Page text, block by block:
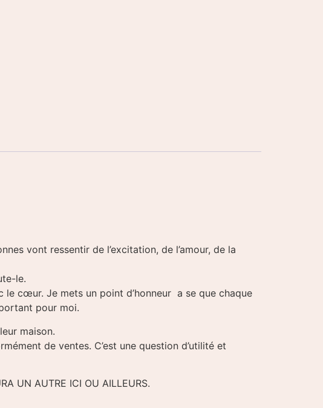
vont ressentir de l’excitation, de l’amour, de la
le.
le cœur. Je mets un point d’honneur a se que chaque
pour moi.
maison.
de ventes. C’est une question d’utilité et
UN AUTRE ICI OU AILLEURS.